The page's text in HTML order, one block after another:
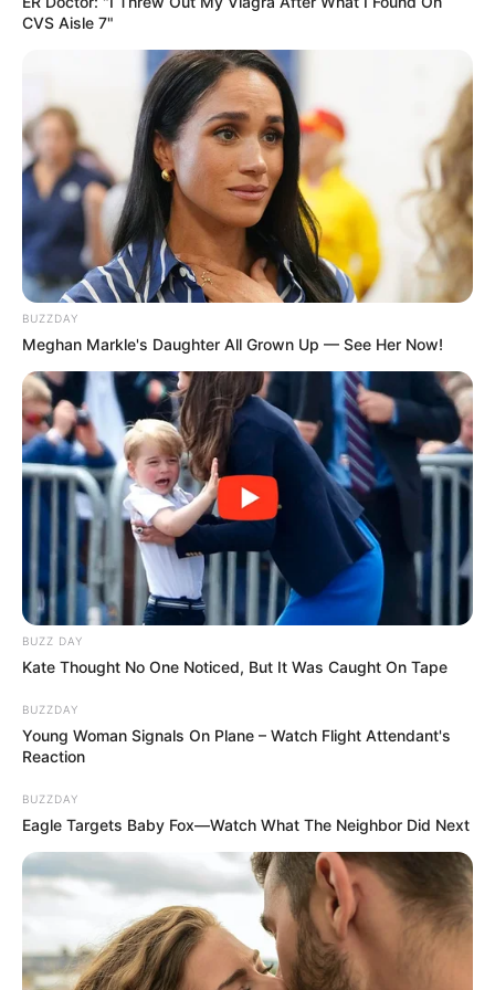
Rendőri intézkedés kezdődött.
Ekkor hívott a barátnője, hogy baj történt, és azt
mondta, hogy Lacit el fogják vinni a rendőrök.
Nem indultam el, mert tudtam, mire odaérek, már
úgysem lesz ott, és ketten voltunk otthon az alvó
kisfiammal.
Az elmondások szerint a barátnőt, a testvérét és
mindenkit elküldtek a helyszínről azzal, hogy Lacit
beviszik.
Ami egyértelműnek is tűnt, hiszen elmondások
alapján ennél kevesebbért is be szokták vinni azt
aki ittasan vezet.
A lány is nagyon ideges, zavart volt, pánikot
éreztem rajta.
Én is megijedtem, tanácstalan lettem, de azt
gondoltam: ha beviszik, ott biztonságban lesz.
Azt hittem, ott jó helyen lesz, kijózanodik, kicsit
elgondolkodik, megnyugszik, reggel pedig
megyünk érte.
Nem tudtuk, mekkora a baleset – csak pár métert
haladt, így azt hittük, nincs komoly baj, a barátnője
elmondta, hogy kiszállt az autóból, és rá akart
gyújtani.
CVS Aisle 7"
BUZZDAY
Meghan Markle's Daughter All Grown Up — See Her Now!
BUZZ DAY
Kate Thought No One Noticed, But It Was Caught On Tape
BUZZDAY
Young Woman Signals On Plane – Watch Flight Attendant's
Reaction
BUZZDAY
Eagle Targets Baby Fox—Watch What The Neighbor Did Next